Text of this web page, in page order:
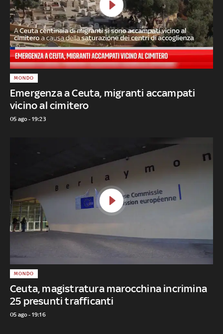
Emergenza a Ceuta, migranti accampati
vicino al cimitero
MONDO
05 ago - 19:23
Ceuta, magistratura marocchina incrimina
25 presunti trafficanti
MONDO
05 ago - 19:16